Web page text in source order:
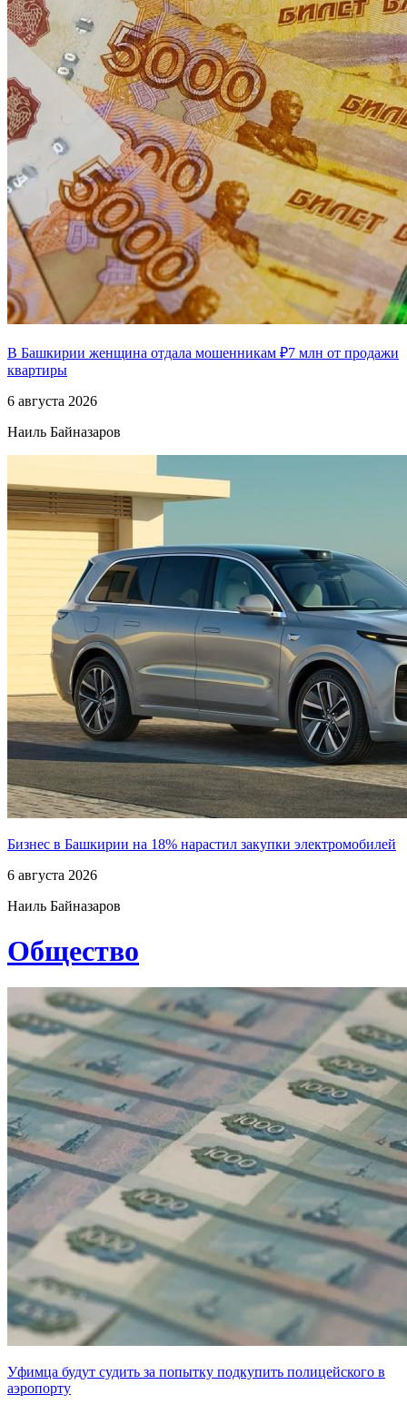
В Башкирии женщина отдала мошенникам ₽7 млн от продажи
квартиры
6 августа 2026
Наиль Байназаров
Бизнес в Башкирии на 18% нарастил закупки электромобилей
6 августа 2026
Наиль Байназаров
Общество
Уфимца будут судить за попытку подкупить полицейского в
аэропорту